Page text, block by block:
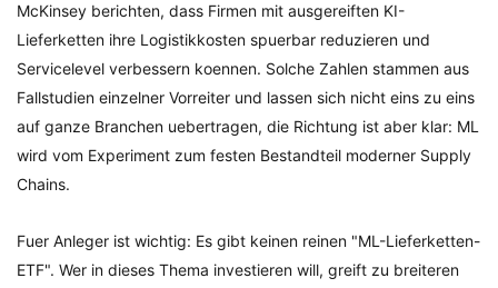
McKinsey berichten, dass Firmen mit ausgereiften KI-
Lieferketten ihre Logistikkosten spuerbar reduzieren und
Servicelevel verbessern koennen. Solche Zahlen stammen aus
Fallstudien einzelner Vorreiter und lassen sich nicht eins zu eins
auf ganze Branchen uebertragen, die Richtung ist aber klar: ML
wird vom Experiment zum festen Bestandteil moderner Supply
Chains.
Fuer Anleger ist wichtig: Es gibt keinen reinen "ML-Lieferketten-
ETF". Wer in dieses Thema investieren will, greift zu breiteren